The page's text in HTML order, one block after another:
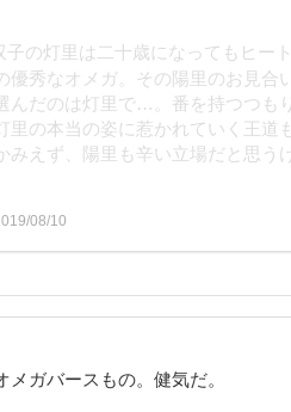
の灯里は二十歳になってもヒー
優秀なオメガ。その陽里のお見合
んだのは灯里で…。番を持つつも
里の本当の姿に惹かれていく王道
みえず、陽里も辛い立場だと思
08/10
ガバースもの。健気だ。